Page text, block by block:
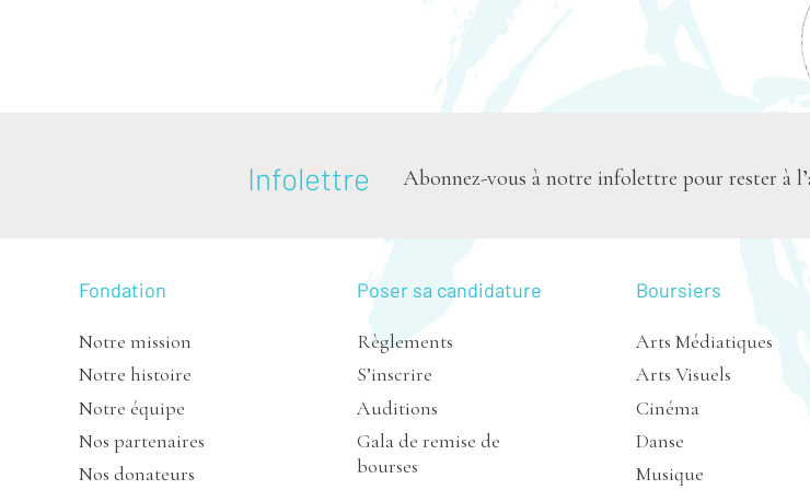
Infolettre Abonnez-vous à notre infolettre pour rester à
Fondation
Notre mission
Notre histoire
Notre équipe
Nos partenaires
Nos donateurs
Poser sa candidature
Règlements
S’inscrire
Auditions
Gala de remise de
bourses
Boursiers
Arts Médiatiques
Arts Visuels
Cinéma
Danse
Musique